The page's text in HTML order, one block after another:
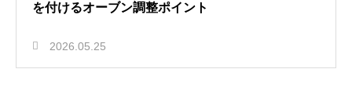
を付けるオーブン調整ポイント
2026.05.25